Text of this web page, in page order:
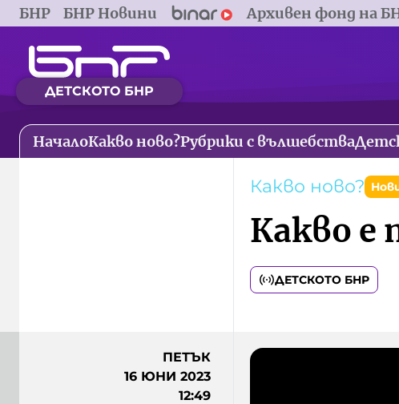
БНР БНР Новини Архивен фонд на
ДЕТСКОТО БНР
НачалоКакво ново?Рубрики с вълшебства
Какво ново?
Какво е
ДЕТСКОТО БНР
ПЕТЪК
16 ЮНИ 2023
12:49